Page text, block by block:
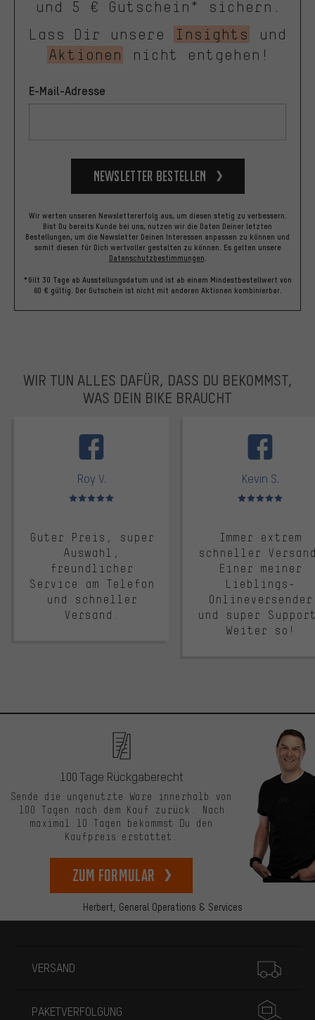
und 5 € Gutschein* sichern.
Lass Dir unsere
Insights
und
Aktionen
nicht entgehen!
E-Mail-Adresse
Newsletter bestellen
Wir werten unseren Newslettererfolg aus, um diesen stetig zu verbessern.
Bist Du bereits Kunde bei uns, nutzen wir die Daten Deiner letzten
Bestellungen, um die Newsletter Deinen Interessen anpassen zu können und
somit diesen für Dich wertvoller gestalten zu können. Es gelten unsere
Datenschutzbestimmungen.
*Gilt 30 Tage ab Ausstellungsdatum und ist ab einem Mindestbestellwert von
60 € gültig. Der Gutschein ist nicht mit anderen Aktionen kombinierbar.
WIR TUN ALLES DAFÜR, DASS DU BEKOMMST,
WAS DEIN BIKE BRAUCHT
Roy V.
Bewertungen: 5 von 5
Guter Preis, super
Auswahl,
freundlicher
Service am Telefon
und schneller
Versand.
Kevin S.
Bewertungen: 5 von 5
Immer extrem
schneller
Einer meiner
Lieblings-
Onlineversender
und super
Weiter so!
Herbert, General Operations & Services
100 Tage Rückgaberecht
Sende die ungenutzte Ware innerhalb von
100 Tagen nach dem Kauf zurück. Nach
maximal 10 Tagen bekommst Du den
Kaufpreis erstattet.
zum Formular
VERSAND
PAKETVERFOLGUNG